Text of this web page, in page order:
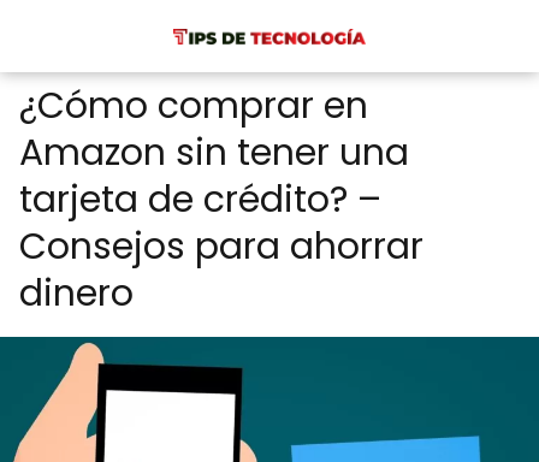
¿Cómo comprar en
Amazon sin tener una
tarjeta de crédito? –
Consejos para ahorrar
dinero